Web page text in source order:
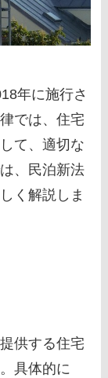
年に施行さ
では、住宅
て、適切な
、民泊新法
く解説しま
供する住宅
具体的に